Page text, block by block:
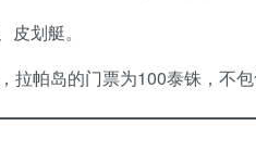
划艇。
拉帕岛的门票为100泰铢，不包